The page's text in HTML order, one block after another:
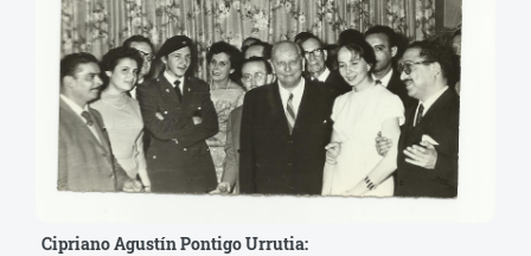
Cipriano Agustín Pontigo Urrutia: